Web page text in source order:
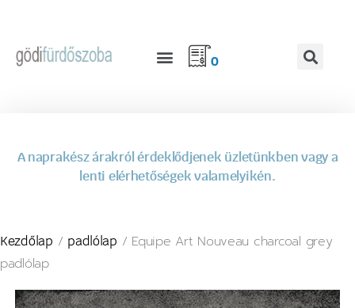
0
A naprakész árakról érdeklődjenek üzletünkben vagy a
lenti elérhetőségek valamelyikén.
Kezdőlap / padlólap / Equipe Art Nouveau charcoal grey
padlólap